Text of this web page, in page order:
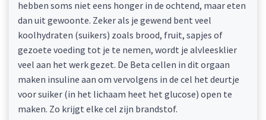
hebben soms niet eens honger in de ochtend, maar eten
dan uit gewoonte. Zeker als je gewend bent veel
koolhydraten (suikers) zoals brood, fruit, sapjes of
gezoete voeding tot je te nemen, wordt je alvleesklier
veel aan het werk gezet. De Beta cellen in dit orgaan
maken insuline aan om vervolgens in de cel het deurtje
voor suiker (in het lichaam heet het glucose) open te
maken. Zo krijgt elke cel zijn brandstof.